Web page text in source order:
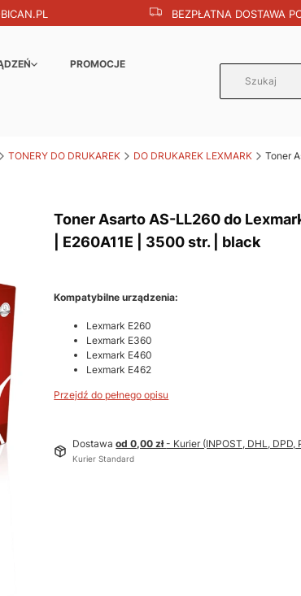
BEZPŁATNA DOSTAWA
PROMOCJE
TONERY DO DRUKAREK DO DRUKAREK LEXMARK Toner
Toner Asarto AS-LL260 do
| E260A11E | 3500 str. | black
Kompatybilne urządzenia:
Lexmark E260
Lexmark E360
Lexmark E460
Lexmark E462
Przejdź do pełnego opisu
Dostawaod 0,00 zł- Kurier (INPOST, DHL, DPD,
Kurier Standard